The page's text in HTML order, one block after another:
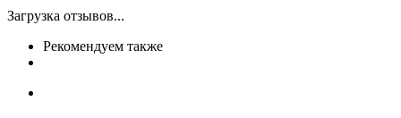
Загрузка отзывов...
Рекомендуем также